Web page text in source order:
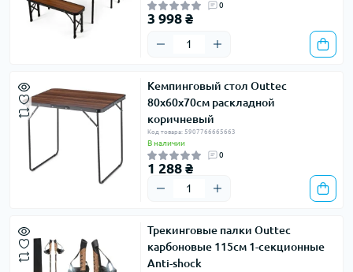
0
3 998 ₴
Кемпинговый стол Outtec
80x60x70см раскладной
коричневый
Код товара: 5907766665663
В наличии
0
1 288 ₴
Трекинговые палки Outtec
карбоновые 115см 1-секционные
Anti-shock